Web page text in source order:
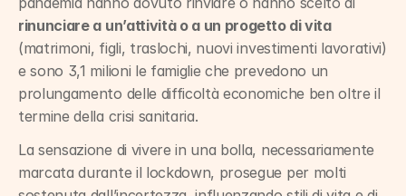
rinunciare a un’attività o a un progetto di vita
(matrimoni, figli, traslochi, nuovi investimenti lavorativi)
e sono 3,1 milioni le famiglie che prevedono un
prolungamento delle difficoltà economiche ben oltre il
termine della crisi sanitaria.
La sensazione di vivere in una bolla, necessariamente
marcata durante il lockdown, prosegue per molti